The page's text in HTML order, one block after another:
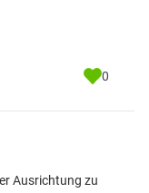
0
Ausrichtung zu